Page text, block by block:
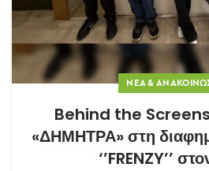
ΝΈΑ &
Behind the
«ΔΗΜΗΤΡΑ» στη
‘’FRENZY’’